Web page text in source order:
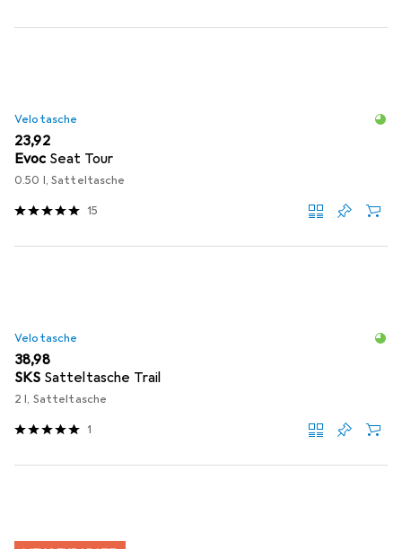
Velotasche
EUR
23,92
Evoc Seat Tour
0.50 l, Satteltasche
15
Velotasche
EUR
38,98
SKS Satteltasche Trail
2 l, Satteltasche
1